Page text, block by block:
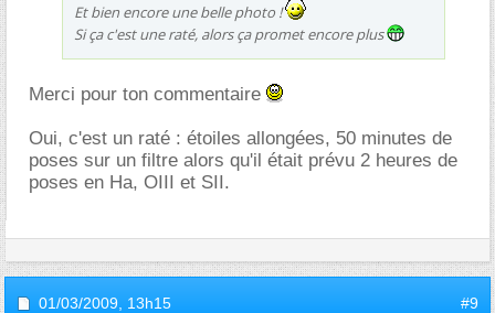
Et bien encore une belle photo !
Si ça c'est une raté, alors ça promet encore plus
Merci pour ton commentaire
Oui, c'est un raté : étoiles allongées, 50 minutes de
poses sur un filtre alors qu'il était prévu 2 heures de
poses en Ha, OIII et SII.
01/03/2009, 13h15 #9